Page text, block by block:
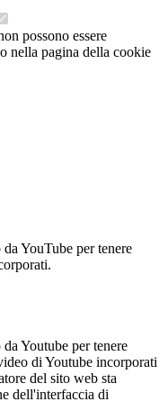
possono essere
nella pagina della cookie
YouTube per tenere
Youtube per tenere
di Youtube incorporati
del sito web sta
dell'interfaccia di